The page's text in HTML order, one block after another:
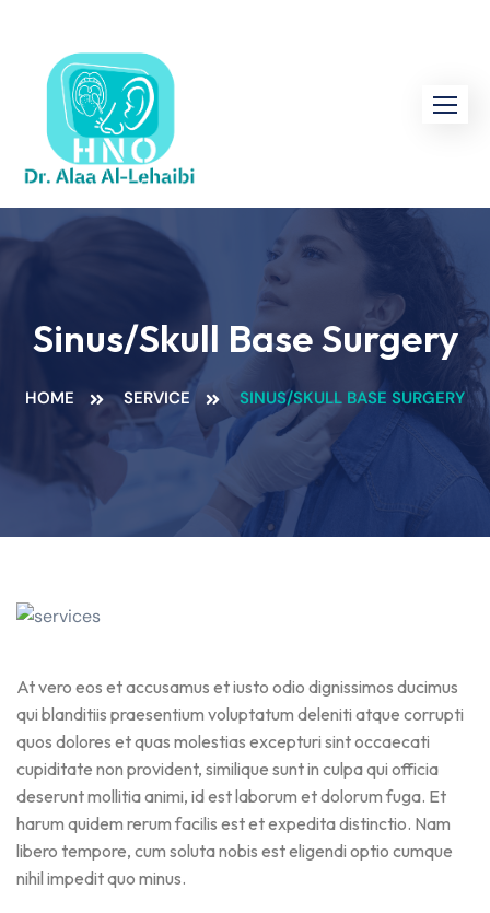
Sinus/Skull Base Surgery
HOME SERVICE SINUS/SKULL BASE SURGERY
At vero eos et accusamus et iusto odio dignissimos ducimus
qui blanditiis praesentium voluptatum deleniti atque corrupti
quos dolores et quas molestias excepturi sint occaecati
cupiditate non provident, similique sunt in culpa qui officia
deserunt mollitia animi, id est laborum et dolorum fuga. Et
harum quidem rerum facilis est et expedita distinctio. Nam
libero tempore, cum soluta nobis est eligendi optio cumque
nihil impedit quo minus.